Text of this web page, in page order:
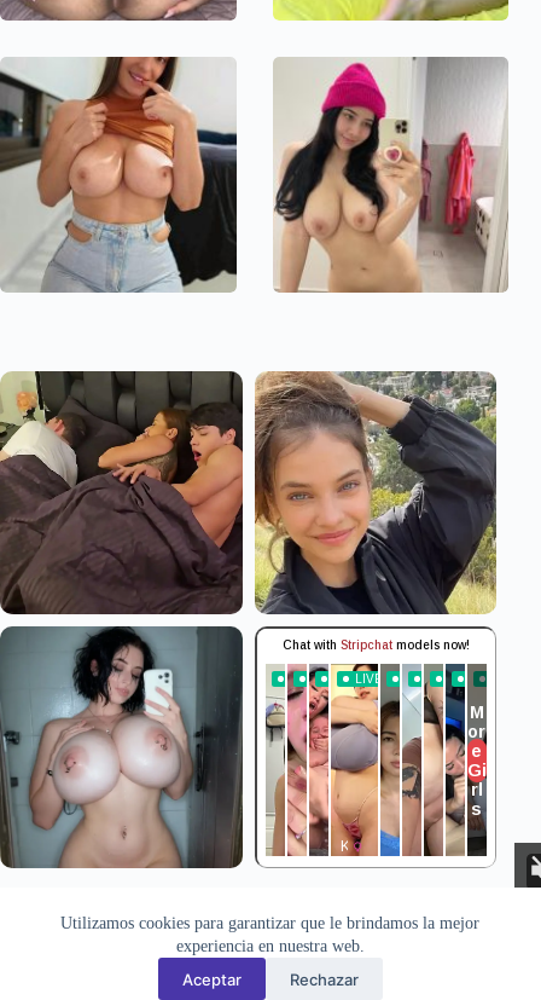
Utilizamos cookies para garantizar que le brindamos la mejor
experiencia en nuestra web.
Aceptar Rechazar
Todas las imágenes pertenecen a sus respectivos autores. Este sitio
recopila y muestra contenido público disponible en Internet. Si
desea solicitar la retirada de alguna imagen, puede hacerlo a través
de lasección de contacto.